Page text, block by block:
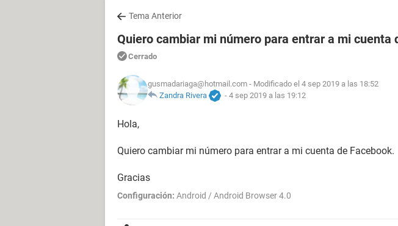
Tema Anterior
Quiero cambiar mi número para entrar a mi cuenta
Cerrado
gusmadariaga@hotmail.com - Modificado el 4 sep 2019 a las 18:52
Zandra Rivera
- 4 sep 2019 a las 19:12
Hola,
Quiero cambiar mi número para entrar a mi cuenta de Facebook.
Gracias
Configuración: Android / Android Browser 4.0